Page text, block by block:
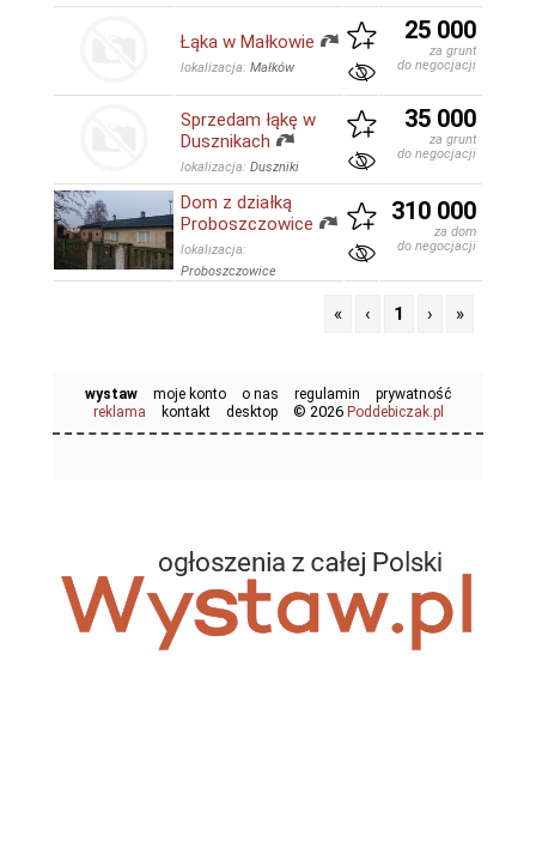
Łąka w Małkowie
lokalizacja: Małków
25 000
za grunt
do negocjacji
Sprzedam łąkę w
Dusznikach
lokalizacja: Duszniki
35 000
za grunt
do negocjacji
Dom z działką
Proboszczowice
lokalizacja:
Proboszczowice
310 000
za dom
do negocjacji
« ‹ 1 › »
wystaw moje konto o nas regulamin
prywatność
reklama
kontakt desktop © 2026 Poddebiczak.pl